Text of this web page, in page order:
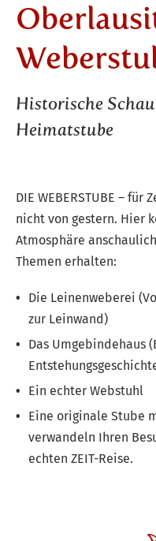
Historische
Heimatstube
DIE WEBERSTUBE – für
nicht von gestern. Hier
Atmosphäre
Themen erhalten:
Die Leinenweberei
zur Leinwand)
Das Umgebindehaus
Ein echter Webstuhl
Eine originale Stube
verwandeln Ihren
echten ZEIT-Reise.